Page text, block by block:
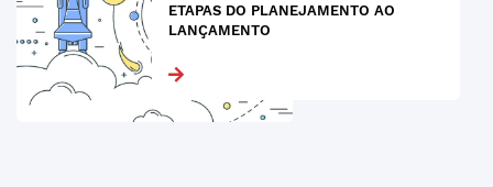
ETAPAS DO PLANEJAMENTO AO
LANÇAMENTO